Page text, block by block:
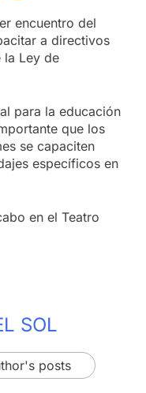
encuentro del
a directivos
la Ley de
para la educación
que los
se capaciten
específicos en
en el Teatro
SOL
posts